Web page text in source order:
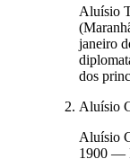
Aluísio
janeiro
dos
Aluísio
Aluísio
1900 —